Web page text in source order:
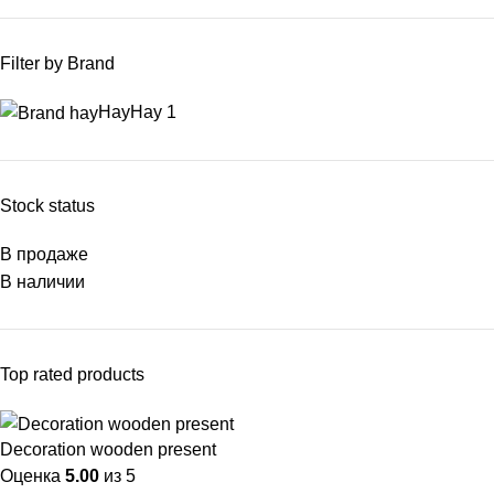
Filter by Brand
HayHay 1
Stock status
В продаже
В наличии
Top rated products
Decoration wooden present
Оценка 5.00 из 5